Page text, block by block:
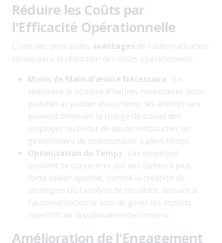
Réduire les Coûts par
l'Efficacité Opérationnelle
L'une des principales avantages de l'automatisation
réside dans la réduction des coûts opérationnels :
Moins de Main-d'œuvre Nécessaire : En
réduisant le nombre d'heures nécessaires pour
planifier et publier du contenu, les entreprises
peuvent diminuer la charge de travail des
employés ou éviter de devoir embaucher un
gestionnaire de communauté à plein temps.
Optimisation du Temps : Les employés
peuvent se concentrer sur des tâches à plus
forte valeur ajoutée, comme la création de
stratégies ou l'analyse de résultats, laissant à
l'automatisation le soin de gérer les aspects
répétitifs de la publication de contenu.
Amélioration de l'Engagement